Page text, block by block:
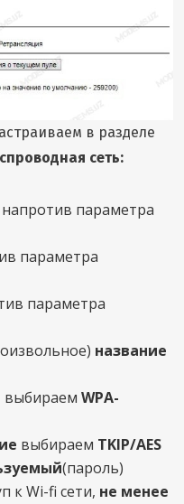
в разделе
сеть:
напротив параметра
параметра
параметра
название
выбираем WPA-
выбираем TKIP/AES
(пароль)
к Wi-fi сети, не менее